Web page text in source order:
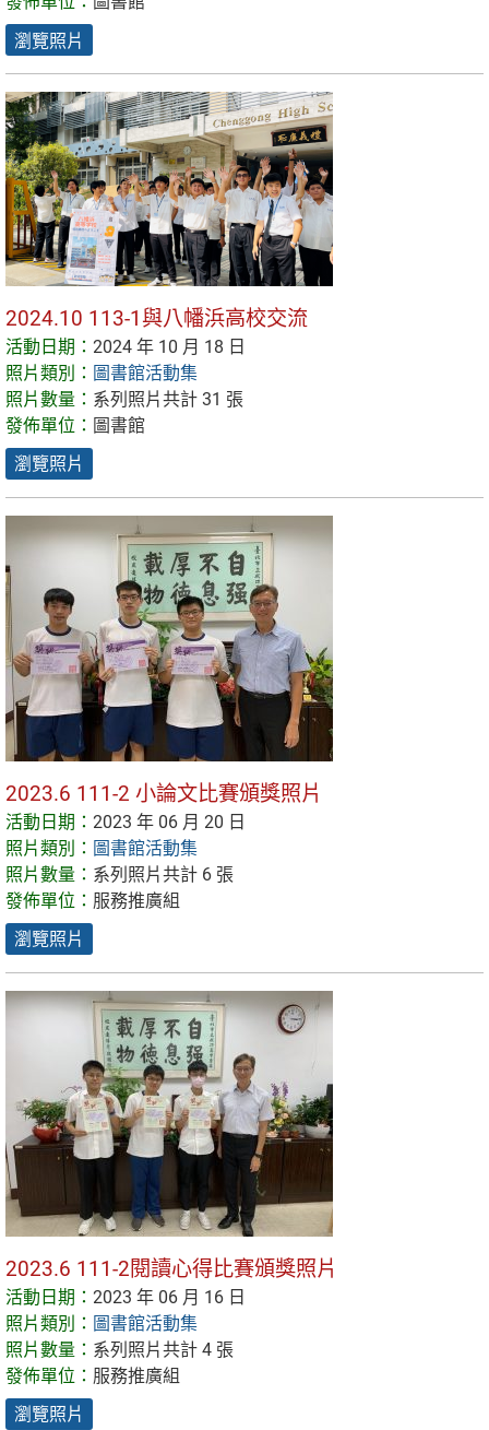
瀏覽照片
2024.10 113-1與八幡浜高校交流
活動日期： 2024 年 10 月 18 日
照片類別： 圖書館活動集
照片數量： 系列照片共計 31 張
發佈單位： 圖書館
瀏覽照片
2023.6 111-2 小論文比賽頒獎照片
活動日期： 2023 年 06 月 20 日
照片類別： 圖書館活動集
照片數量： 系列照片共計 6 張
發佈單位： 服務推廣組
瀏覽照片
2023.6 111-2閱讀心得比賽頒獎照片
活動日期： 2023 年 06 月 16 日
照片類別： 圖書館活動集
照片數量： 系列照片共計 4 張
發佈單位： 服務推廣組
瀏覽照片